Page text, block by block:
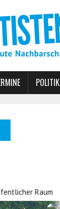
POLITIK
Raum